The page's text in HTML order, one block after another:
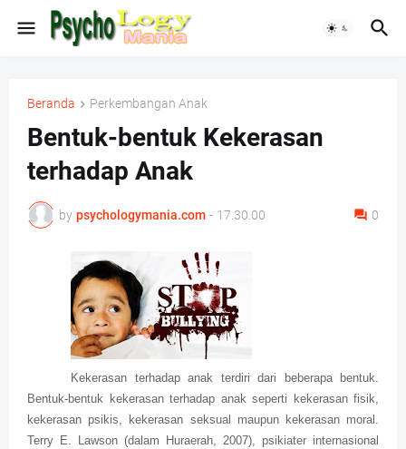
Beranda Perkembangan Anak
Bentuk-bentuk Kekerasan
terhadap Anak
by psychologymania.com - 17.30.00 0
Kekerasan terhadap anak terdiri dari beberapa bentuk.
Bentuk-bentuk kekerasan terhadap anak seperti kekerasan fisik,
kekerasan psikis, kekerasan seksual maupun kekerasan moral.
Terry E. Lawson (dalam Huraerah, 2007), psikiater internasional